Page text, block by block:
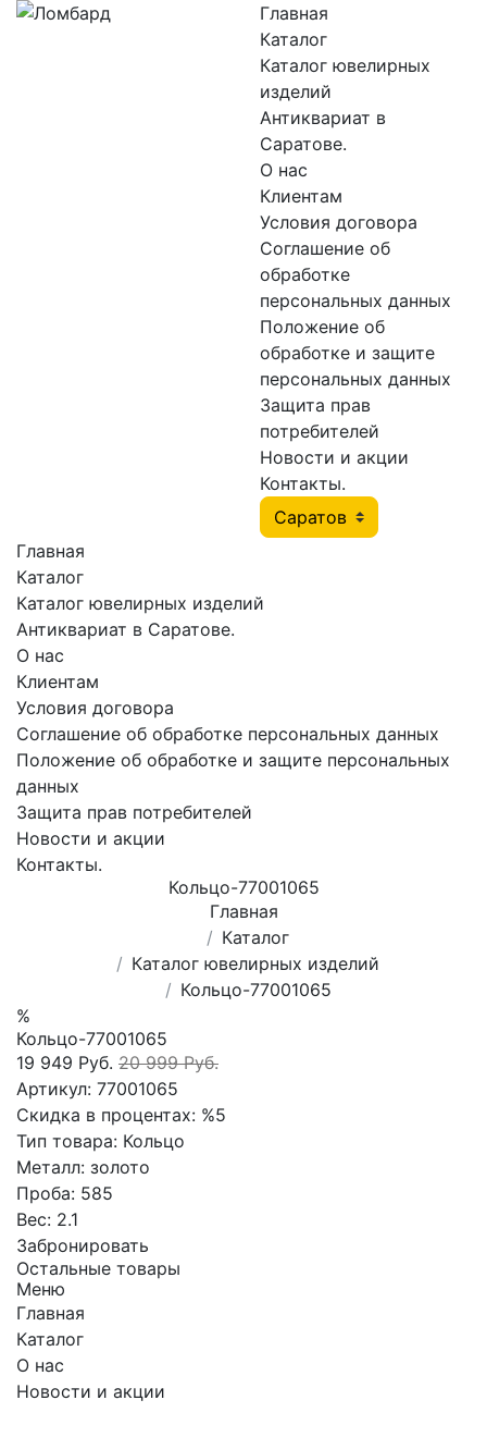
Главная
Каталог
Каталог ювелирных
изделий
Антиквариат в
Саратове.
О нас
Клиентам
Условия договора
Соглашение об
обработке
персональных данных
Положение об
обработке и защите
персональных данных
Защита прав
потребителей
Новости и акции
Контакты.
Главная
Каталог
Каталог ювелирных изделий
Антиквариат в Саратове.
О нас
Клиентам
Условия договора
Соглашение об обработке персональных данных
Положение об обработке и защите персональных
данных
Защита прав потребителей
Новости и акции
Контакты.
Кольцо-77001065
Главная
Каталог
Каталог ювелирных изделий
Кольцо-77001065
%
Кольцо-77001065
19 949 Руб. 20 999 Руб.
Артикул: 77001065
Скидка в процентах: %5
Тип товара: Кольцо
Металл: золото
Проба: 585
Вес: 2.1
Забронировать
Остальные товары
Меню
Главная
Каталог
О нас
Новости и акции